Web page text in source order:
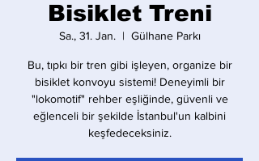
Bisiklet Treni
Sa., 31. Jan.
  |
Gülhane Parkı
Bu, tıpkı bir tren gibi işleyen, organize bir
bisiklet konvoyu sistemi! Deneyimli bir
"lokomotif" rehber eşliğinde, güvenli ve
eğlenceli bir şekilde İstanbul'un kalbini
keşfedeceksiniz.